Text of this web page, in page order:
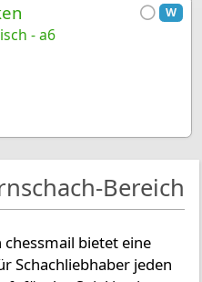
W
- a6
Bereich
bietet eine
Schachliebhaber jeden